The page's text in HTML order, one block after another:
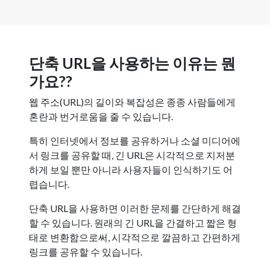
단축 URL을 사용하는 이유는 뭔
가요??
웹 주소(URL)의 길이와 복잡성은 종종 사람들에게
혼란과 번거로움을 줄 수 있습니다.
특히 인터넷에서 정보를 공유하거나 소셜 미디어에
서 링크를 공유할 때, 긴 URL은 시각적으로 지저분
하게 보일 뿐만 아니라 사용자들이 인식하기도 어
렵습니다.
단축 URL을 사용하면 이러한 문제를 간단하게 해결
할 수 있습니다. 원래의 긴 URL을 간결하고 짧은 형
태로 변환함으로써, 시각적으로 깔끔하고 간편하게
링크를 공유할 수 있습니다.